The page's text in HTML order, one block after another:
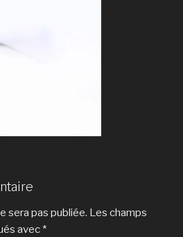
sera pas publiée. Les champs
avec *